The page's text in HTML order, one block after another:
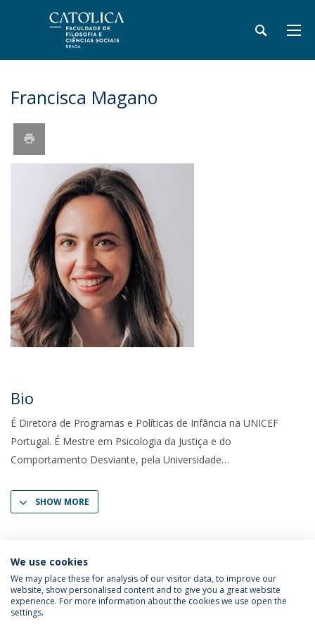
Francisca Magano
Bio
É Diretora de Programas e Políticas de Infância na UNICEF
Portugal. É Mestre em Psicologia da Justiça e do
Comportamento Desviante, pela Universidade
SHOW MORE
Privacy Policy
We use cookies
We may place these for analysis of our visitor data, to improve our
website, show personalised content and to give you a great website
experience. For more information about the cookies we use open the
settings.